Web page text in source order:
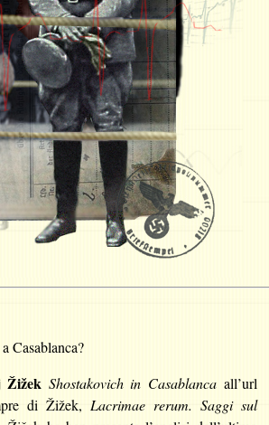
Casablanca?
Žižek Shostakovich in Casablanca all’url
di Žižek, Lacrimae rerum. Saggi sul